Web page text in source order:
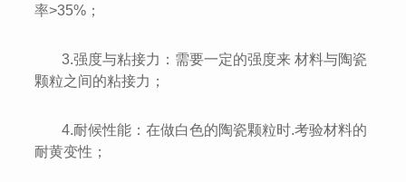
率>35%；
3.强度与粘接力：需要一定的强度来 材料与陶瓷
颗粒之间的粘接力；
4.耐候性能：在做白色的陶瓷颗粒时.考验材料的
耐黄变性；